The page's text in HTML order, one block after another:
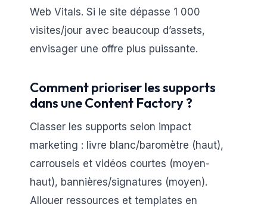
Web Vitals. Si le site dépasse 1 000
visites/jour avec beaucoup d’assets,
envisager une offre plus puissante.
Comment prioriser les supports
dans une Content Factory ?
Classer les supports selon impact
marketing : livre blanc/baromètre (haut),
carrousels et vidéos courtes (moyen-
haut), bannières/signatures (moyen).
Allouer ressources et templates en